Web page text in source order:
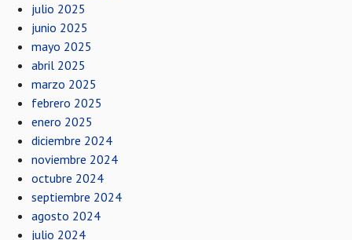
julio 2025
junio 2025
mayo 2025
abril 2025
marzo 2025
febrero 2025
enero 2025
diciembre 2024
noviembre 2024
octubre 2024
septiembre 2024
agosto 2024
julio 2024